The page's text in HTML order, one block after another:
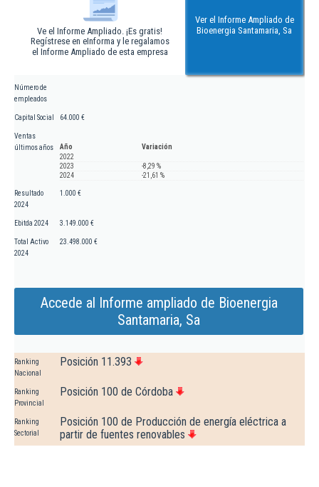
Ve el Informe Ampliado. ¡Es gratis!
Regístrese en eInforma y le regalamos
el Informe Ampliado de esta empresa
Ver el Informe Ampliado de
Bioenergia Santamaria, Sa
Número de
empleados
Capital Social 64.000 €
Ventas
últimos años
Año
Variación
2022
2023
-8,29 %
2024
-21,61 %
Resultado
2024
1.000 €
Ebitda 2024 3.149.000 €
Total Activo
2024
23.498.000 €
Accede al Informe ampliado de Bioenergia
Santamaria, Sa
Ranking
Nacional
Posición 11.393
Ranking
Provincial
Posición 100 de Córdoba
Ranking
Sectorial
Posición 100 de Producción de energía eléctrica a
partir de fuentes renovables